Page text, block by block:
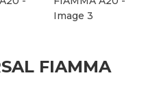
FIAMMA